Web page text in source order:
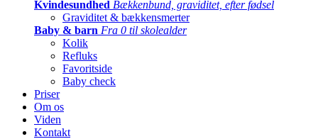
Kvindesundhed Bækkenbund, graviditet, efter fødsel
Graviditet & bækkensmerter
Baby & barn Fra 0 til skolealder
Kolik
Refluks
Favoritside
Baby check
Priser
Om os
Viden
Kontakt